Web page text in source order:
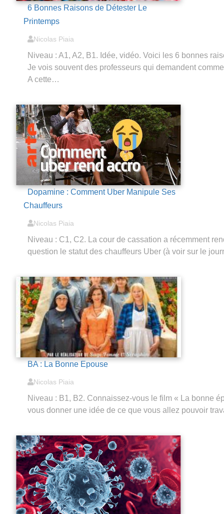
6 Bonnes Raisons de Détester Le
Printemps
Nicolas Piaia
Niveau : A1, A2, B1. Idée, vidéo. Voici les 6 bonnes
Je vois souvent des professeurs qui demandent
A cette…
Dopamine : Comment Uber Manipule Ses
Chauffeurs
Nicolas Piaia
Niveau : C1, C2. La cour de cassation a récemment
question le statut des chauffeurs Uber (à voir sur le
BA : La Bonne Epouse
Nicolas Piaia
Niveau : B1, B2. Connaissez-vous le film « La bonne
vous donner une idée de ce que vous allez pouvoir